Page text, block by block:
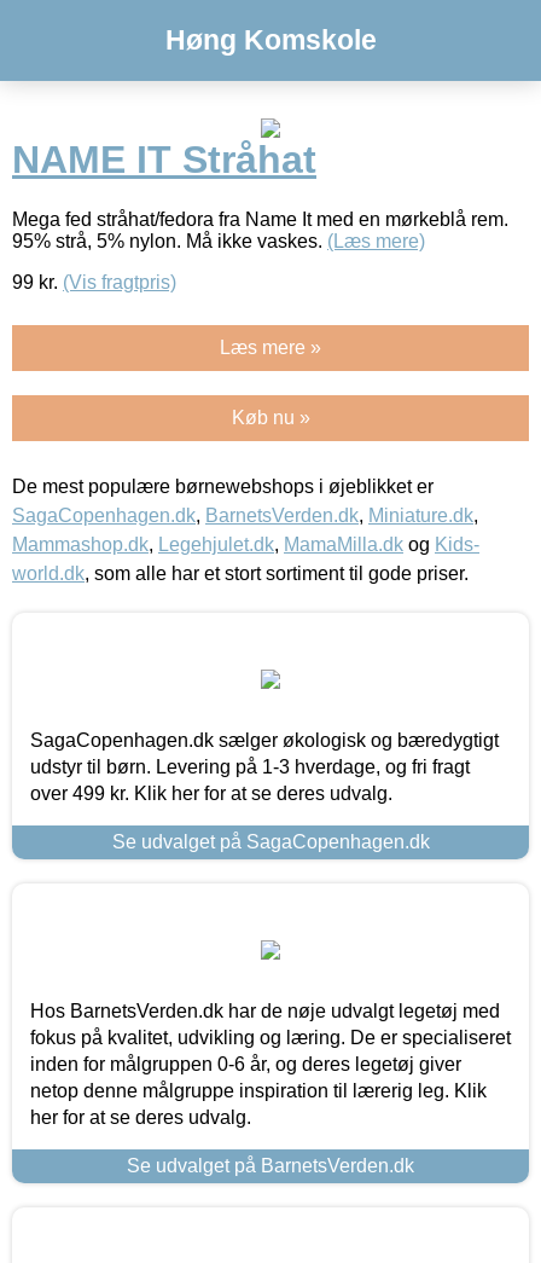
Høng Komskole
NAME IT Stråhat
Mega fed stråhat/fedora fra Name It med en mørkeblå rem.
95% strå, 5% nylon. Må ikke vaskes. (Læs mere)
99 kr. (Vis fragtpris)
Læs mere »
Køb nu »
De mest populære børnewebshops i øjeblikket er
SagaCopenhagen.dk, BarnetsVerden.dk, Miniature.dk,
Mammashop.dk, Legehjulet.dk, MamaMilla.dk og Kids-
world.dk, som alle har et stort sortiment til gode priser.
SagaCopenhagen.dk sælger økologisk og bæredygtigt
udstyr til børn. Levering på 1-3 hverdage, og fri fragt
over 499 kr. Klik her for at se deres udvalg.
Se udvalget på SagaCopenhagen.dk
Hos BarnetsVerden.dk har de nøje udvalgt legetøj med
fokus på kvalitet, udvikling og læring. De er specialiseret
inden for målgruppen 0-6 år, og deres legetøj giver
netop denne målgruppe inspiration til lærerig leg. Klik
her for at se deres udvalg.
Se udvalget på BarnetsVerden.dk